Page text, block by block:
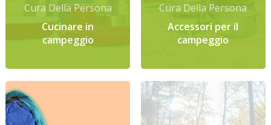
Cura Della Persona
Cucinare in
campeggio
Cura Della Persona
Accessori per il
campeggio